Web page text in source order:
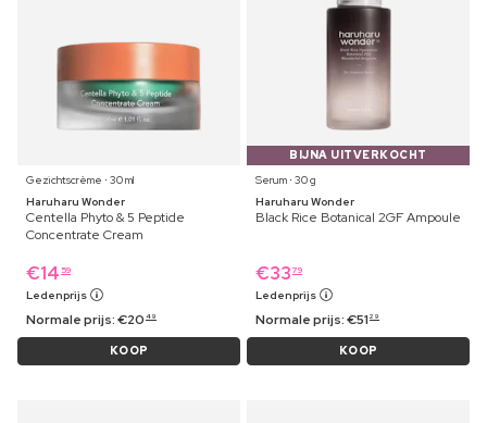
Gezichtscrème ⋅ 30 ml
Haruharu Wonder
Centella Phyto & 5 Peptide
Concentrate Cream
€14 59
Ledenprijs
Normale prijs:€20 49
KOOP
BIJNA UITVERKOCHT
Serum ⋅ 30 g
Haruharu Wonder
Black Rice Botanical 2GF Ampoule
€33 79
Ledenprijs
Normale prijs:€51 29
KOOP